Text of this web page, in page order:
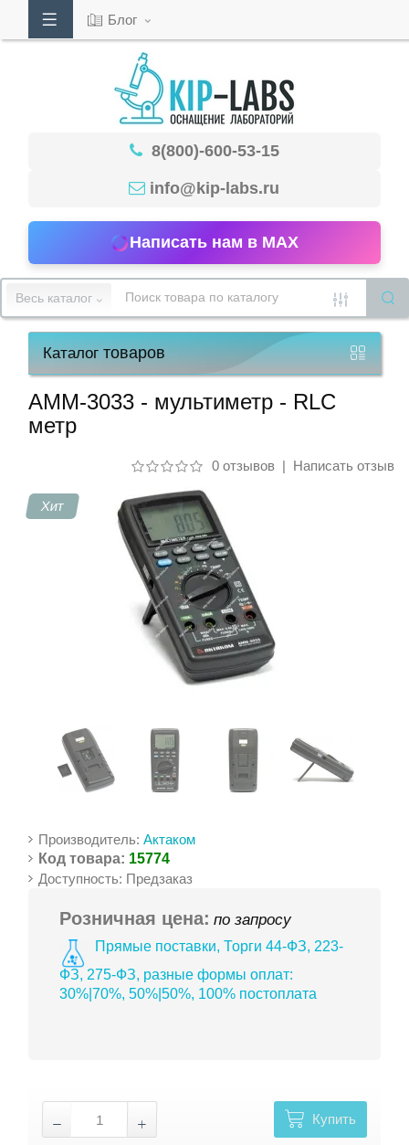
53-
15
работы
Блог
8(800)-600-53-15
info@kip-labs.ru
Написать нам в MAX
Весь каталог
Каталогтоваров
АММ-3033 - мультиметр - RLC
метр
0 отзывов| Написать отзыв
Хит
Производитель:Актаком
Код товара: 15774
Доступность: Предзаказ
Розничная цена: по запросу
Прямые поставки, Торги 44-ФЗ, 223-
ФЗ, 275-ФЗ, разные формы оплат:
30%|70%, 50%|50%, 100% постоплата
Купить